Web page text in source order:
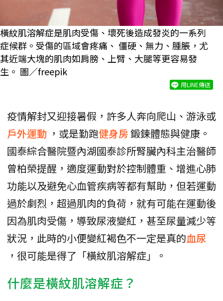
橫紋肌溶解症是肌肉受傷、壞死後造成發炎的一系列
症候群。受傷的區域會疼痛、 僵硬、無力、腫脹，尤
其近端大塊的肌肉如肩膀、上臂、大腿等更容易發
生。 圖／freepik
用LINE傳送
疫情解封又迎接暑假，許多人奔向爬山、游泳或
戶外運動 ，或是勤跑健身房鍛鍊體態與健康。
國泰綜合醫院暨內湖國泰診所腎臟內科主治醫師
曾柏榮提醒，適度運動對於控制體重、增進心肺
功能以及避免心血管疾病等都有幫助，但若運動
過於劇烈，超過肌肉的負荷，就有可能在運動後
因為肌肉受傷，導致尿液變紅，甚至尿量減少等
狀況，此時的小便變紅褐色不一定是真的血尿
，很可能是得了「橫紋肌溶解症」。
什麼是橫紋肌溶解症？